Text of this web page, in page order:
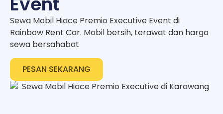
Sewa Mobil Hiace Premio Executive Event di
Rainbow Rent Car. Mobil bersih, terawat dan harga
sewa bersahabat
PESAN SEKARANG